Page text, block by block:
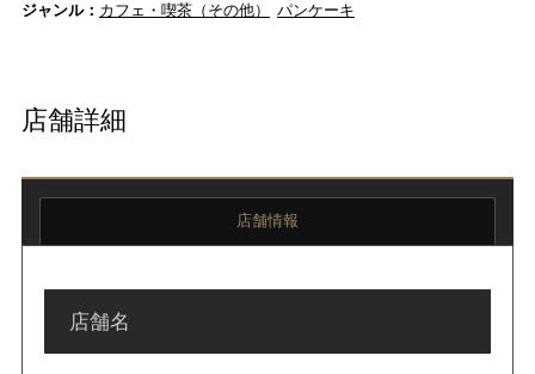
ジャンル： カフェ・喫茶（その他） パンケーキ
店舗詳細
店舗情報
店舗名